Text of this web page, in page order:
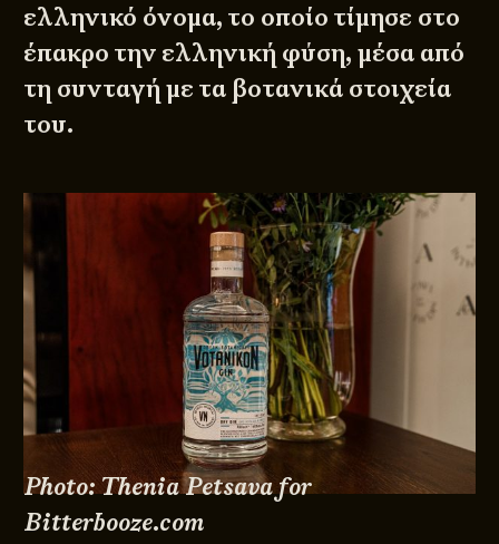
ελληνικό όνομα, το οποίο τίμησε στο
έπακρο την ελληνική φύση, μέσα από
τη συνταγή με τα βοτανικά στοιχεία
του.
Photo: Thenia Petsava for
Bitterbooze.com